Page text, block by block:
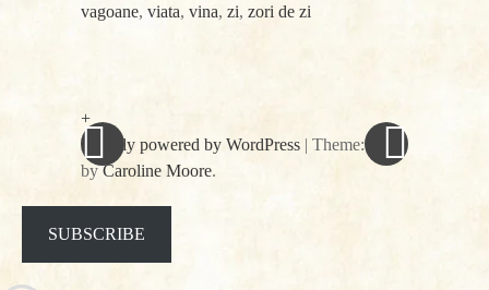
vagoane, viata, vina, zi, zori de zi
+
Proudly powered by WordPress | Theme: spun
byCaroline Moore.
SUBSCRIBE